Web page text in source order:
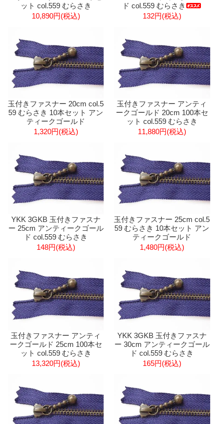
ット col.559 むらさき
10,890円(税込)
ド col.559 むらさき
132円(税込)
玉付きファスナー 20cm col.5
59 むらさき 10本セット アン
ティークゴールド
1,320円(税込)
玉付きファスナー アンティ
ークゴールド 20cm 100本セ
ット col.559 むらさき
11,880円(税込)
YKK 3GKB 玉付きファスナ
ー 25cm アンティークゴール
ド col.559 むらさき
148円(税込)
玉付きファスナー 25cm col.5
59 むらさき 10本セット アン
ティークゴールド
1,480円(税込)
玉付きファスナー アンティ
ークゴールド 25cm 100本セ
ット col.559 むらさき
13,320円(税込)
YKK 3GKB 玉付きファスナ
ー 30cm アンティークゴール
ド col.559 むらさき
165円(税込)